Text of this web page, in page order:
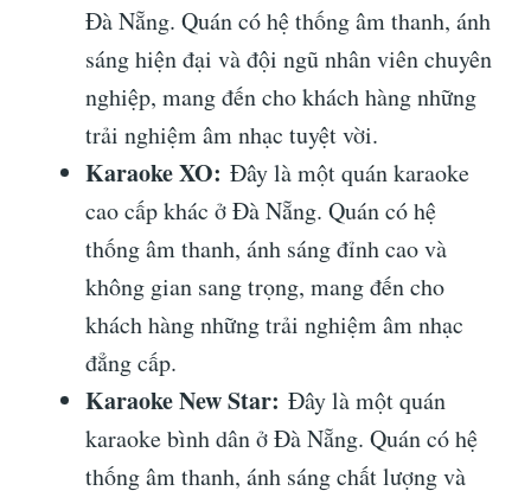
Đà Nẵng. Quán có hệ thống âm thanh, ánh
sáng hiện đại và đội ngũ nhân viên chuyên
nghiệp, mang đến cho khách hàng những
trải nghiệm âm nhạc tuyệt vời.
Karaoke XO: Đây là một quán karaoke
cao cấp khác ở Đà Nẵng. Quán có hệ
thống âm thanh, ánh sáng đỉnh cao và
không gian sang trọng, mang đến cho
khách hàng những trải nghiệm âm nhạc
đẳng cấp.
Karaoke New Star: Đây là một quán
karaoke bình dân ở Đà Nẵng. Quán có hệ
thống âm thanh, ánh sáng chất lượng và